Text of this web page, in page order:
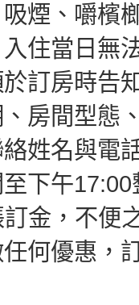
煙、嚼檳
住當日無
訂房時告
房間型態
姓名與電
下午
金，不便
何優惠，